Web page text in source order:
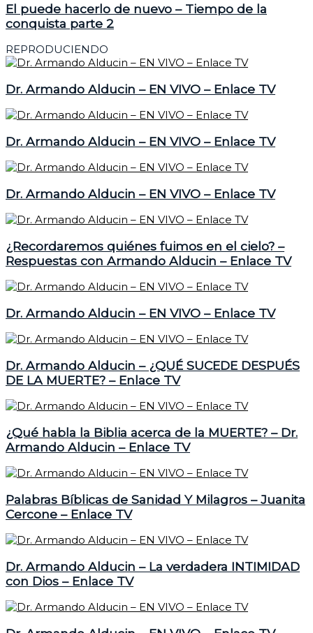
El puede hacerlo de nuevo – Tiempo de la
conquista parte 2
REPRODUCIENDO
Dr. Armando Alducin – EN VIVO – Enlace TV
Dr. Armando Alducin – EN VIVO – Enlace TV
Dr. Armando Alducin – EN VIVO – Enlace TV
¿Recordaremos quiénes fuimos en el cielo? –
Respuestas con Armando Alducin – Enlace TV
Dr. Armando Alducin – EN VIVO – Enlace TV
Dr. Armando Alducin – ¿QUÉ SUCEDE DESPUÉS
DE LA MUERTE? – Enlace TV
¿Qué habla la Biblia acerca de la MUERTE? – Dr.
Armando Alducin – Enlace TV
Palabras Bíblicas de Sanidad Y Milagros – Juanita
Cercone – Enlace TV
Dr. Armando Alducin – La verdadera INTIMIDAD
con Dios – Enlace TV